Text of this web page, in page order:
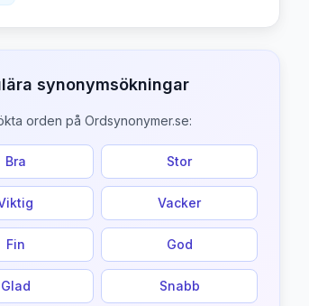
synonymsökningar
orden på Ordsynonymer.se:
Bra Stor
Vacker
Fin God
Glad Snabb